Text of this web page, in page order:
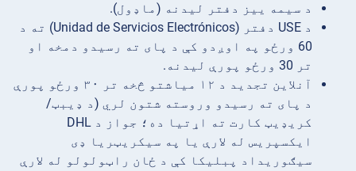
د سیمه ییز دفتر لیدنه (ماډول).
د USE دفتر (Unidad de Servicios Electrónicos) ته د
60 ورځو په اوږدو کې د پای ته رسیدو دمخه او
تر 30 ورځو پورې لیدنه.
آنلاین تجدید د ۱۲ میاشتو څخه تر ۳۰ ورځو پورې
د پای ته رسیدو وروسته شتون لري (د ډیبټ/
کریډیټ کارت ته اړتیا ده؛ جواز د DHL
ایکسپریس له لارې یا په سیکریټریا ډی
سیګوریداد پبلیکا کې د ځان راټولولو له لارې